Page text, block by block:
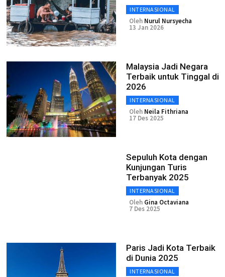
INTERNASIONAL
Oleh Nurul Nursyecha
13 Jan 2026
Malaysia Jadi Negara
Terbaik untuk Tinggal di
2026
INTERNASIONAL
Oleh Neila Fithriana
17 Des 2025
Sepuluh Kota dengan
Kunjungan Turis
Terbanyak 2025
INTERNASIONAL
Oleh Gina Octaviana
7 Des 2025
Paris Jadi Kota Terbaik
di Dunia 2025
INTERNASIONAL